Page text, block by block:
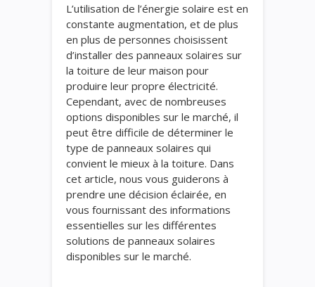
L’utilisation de l’énergie solaire est en
constante augmentation, et de plus
en plus de personnes choisissent
d’installer des panneaux solaires sur
la toiture de leur maison pour
produire leur propre électricité.
Cependant, avec de nombreuses
options disponibles sur le marché, il
peut être difficile de déterminer le
type de panneaux solaires qui
convient le mieux à la toiture. Dans
cet article, nous vous guiderons à
prendre une décision éclairée, en
vous fournissant des informations
essentielles sur les différentes
solutions de panneaux solaires
disponibles sur le marché.